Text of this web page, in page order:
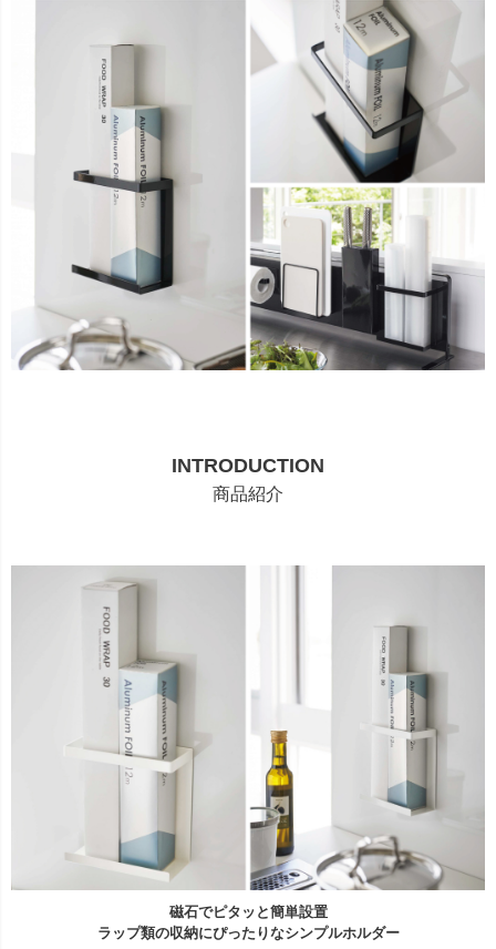
INTRODUCTION
商品紹介
磁石でピタッと簡単設置
ラップ類の収納にぴったりなシンプルホルダー